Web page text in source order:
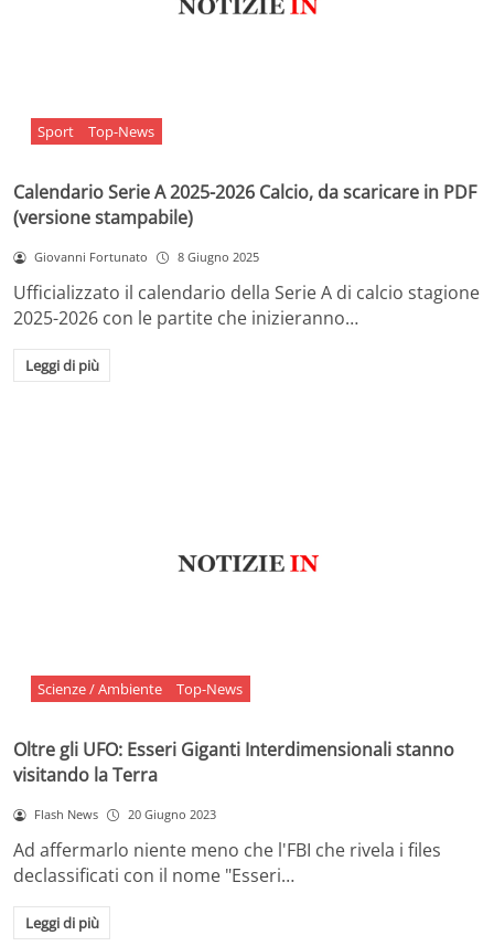
Sport Top-News
Calendario Serie A 2025-2026 Calcio, da scaricare in PDF
(versione stampabile)
Giovanni Fortunato 8 Giugno 2025
Ufficializzato il calendario della Serie A di calcio stagione
2025-2026 con le partite che inizieranno…
Leggi di più
Scienze / Ambiente Top-News
Oltre gli UFO: Esseri Giganti Interdimensionali stanno
visitando la Terra
Flash News 20 Giugno 2023
Ad affermarlo niente meno che l'FBI che rivela i files
declassificati con il nome "Esseri…
Leggi di più